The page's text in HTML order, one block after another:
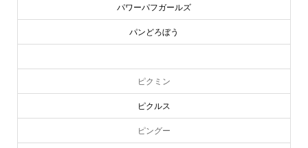
パワーパフガールズ
パンどろぼう
ピクミン
ピクルス
ピングー